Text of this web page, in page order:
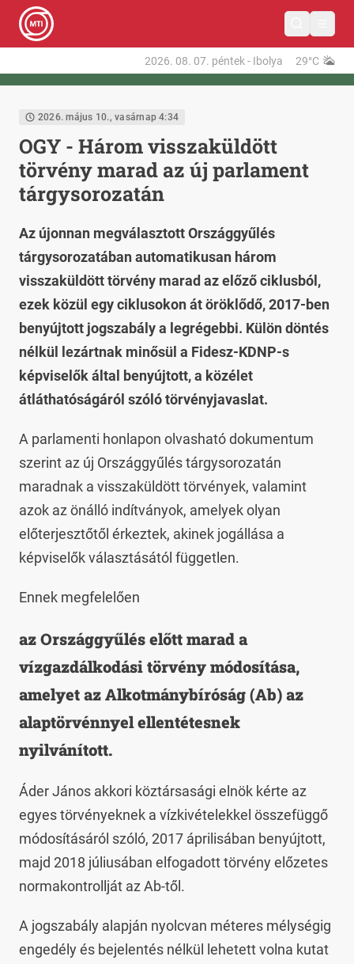
2026. 08. 07. péntek- Ibolya 29°C
2026. május 10., vasárnap 4:34
OGY - Három visszaküldött
törvény marad az új parlament
tárgysorozatán
Az újonnan megválasztott Országgyűlés
tárgysorozatában automatikusan három
visszaküldött törvény marad az előző ciklusból,
ezek közül egy ciklusokon át öröklődő, 2017-ben
benyújtott jogszabály a legrégebbi. Külön döntés
nélkül lezártnak minősül a Fidesz-KDNP-s
képviselők által benyújtott, a közélet
átláthatóságáról szóló törvényjavaslat.
A parlamenti honlapon olvasható dokumentum
szerint az új Országgyűlés tárgysorozatán
maradnak a visszaküldött törvények, valamint
azok az önálló indítványok, amelyek olyan
előterjesztőtől érkeztek, akinek jogállása a
képviselők választásától független.
Ennek megfelelően
az Országgyűlés előtt marad a
vízgazdálkodási törvény módosítása,
amelyet az Alkotmánybíróság (Ab) az
alaptörvénnyel ellentétesnek
nyilvánított.
Áder János akkori köztársasági elnök kérte az
egyes törvényeknek a vízkivételekkel összefüggő
módosításáról szóló, 2017 áprilisában benyújtott,
majd 2018 júliusában elfogadott törvény előzetes
normakontrollját az Ab-től.
A jogszabály alapján nyolcvan méteres mélységig
engedély és bejelentés nélkül lehetett volna kutat